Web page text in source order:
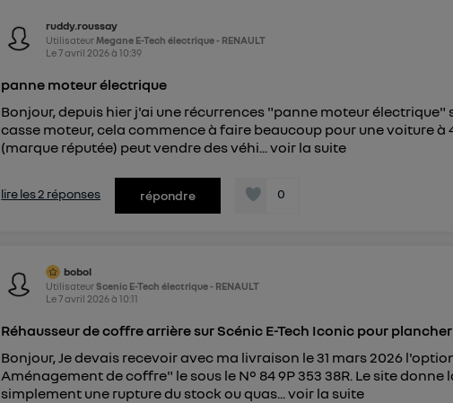
ruddy.roussay
Utilisateur Megane E-Tech électrique - RENAULT
Le7 avril 2026à10:39
panne moteur électrique
Bonjour, depuis hier j'ai une récurrences "panne moteur électrique"
casse moteur, cela commence à faire beaucoup pour une voiture à
(marque réputée) peut vendre des véhi...voir la suite
lire les 2 réponses répondre 0
bobol
UtilisateurScenic E-Tech électrique - RENAULT
Le7 avril 2026à10:11
Réhausseur de coffre arrière sur Scénic E-Tech Iconic pour
Bonjour, Je devais recevoir avec ma livraison le 31 mars 2026
Aménagement de coffre" le sous le N° 84 9P 353 38R. Le site donne
simplement une rupture du stock ou quas...voir la suite
") ou via la page « gérer Utiq » en bas de ce site. Pour
d'informations, veuillez consulter